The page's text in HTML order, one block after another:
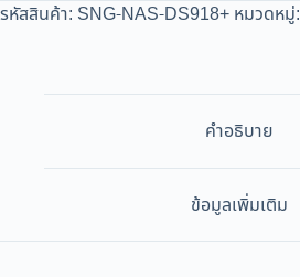
รหัสสินค้า: SNG-NAS-DS918+ หมวดหมู่:
คำอธิบาย
ข้อมูลเพิ่มเติม